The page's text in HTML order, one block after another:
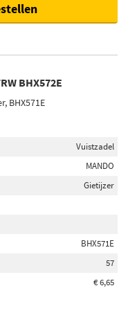
BHX572E
BHX571E
Vuistzadel
MANDO
Gietijzer
BHX571E
57
€ 6,65